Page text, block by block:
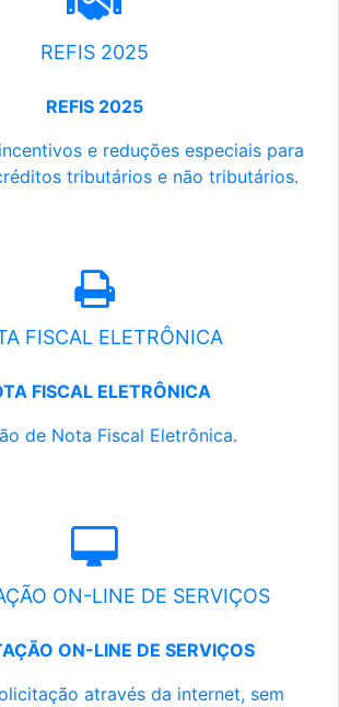
REFIS 2025
REFIS 2025
e reduções especiais para
tributários e não tributários.
FISCAL ELETRÔNICA
FISCAL ELETRÔNICA
de Nota Fiscal Eletrônica.
ON-LINE DE SERVIÇOS
ON-LINE DE SERVIÇOS
através da internet, sem